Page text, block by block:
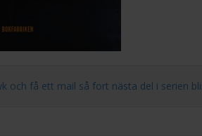
och få ett mail så fort nästa del i serien